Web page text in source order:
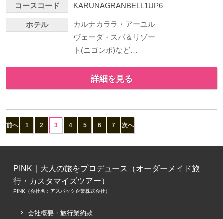
コースコード KARUNAGRANBELL1UP6
ホテル
カルナカララ・アーユル
ヴェーダ・スパ＆リゾー
ト(ニゴンボ)など…
詳細を見る
前へ 1 2 3 4 5 6 7 次へ
PINK｜大人の旅をプロデュース（オーダーメイド旅
行・カスタマイズツアー）
PINK（会社名：アスパック企業株式会社）
会社概要・旅行業約款